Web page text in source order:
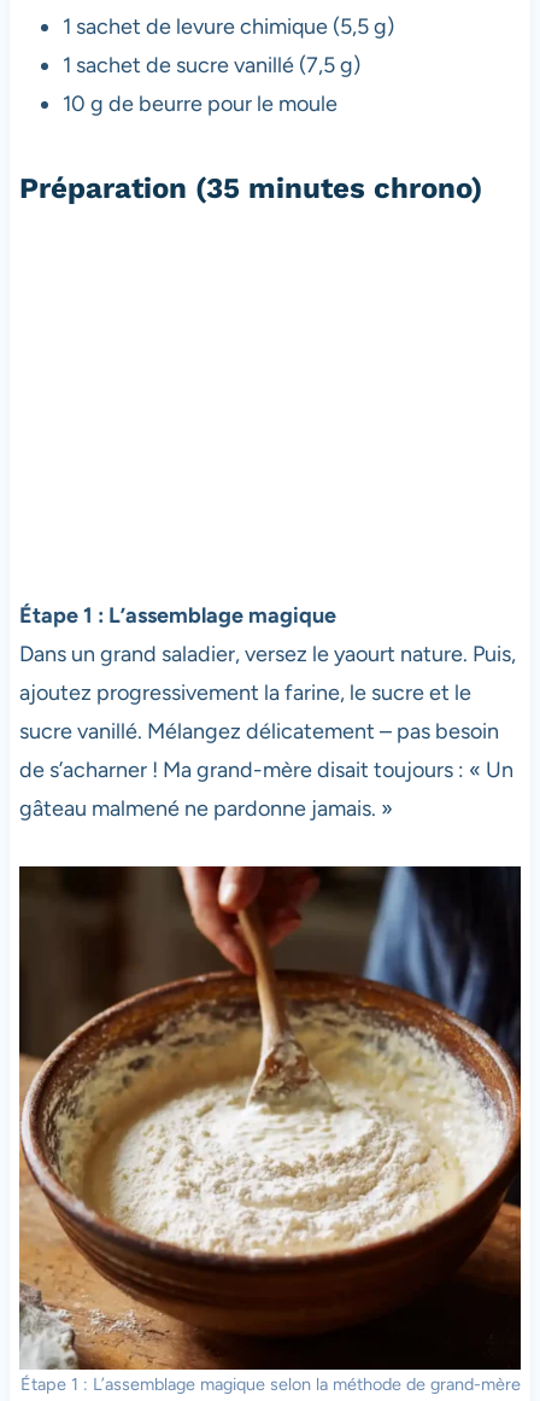
1 sachet de levure chimique (5,5 g)
1 sachet de sucre vanillé (7,5 g)
10 g de beurre pour le moule
Préparation (35 minutes chrono)
Étape 1 : L’assemblage magique
Dans un grand saladier, versez le yaourt nature. Puis,
ajoutez progressivement la farine, le sucre et le
sucre vanillé. Mélangez délicatement – pas besoin
de s’acharner ! Ma grand-mère disait toujours : « Un
gâteau malmené ne pardonne jamais. »
Étape 1 : L’assemblage magique selon la méthode de grand-mère